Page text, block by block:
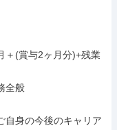
＋(賞与2ヶ月分)+残業
全般
自身の今後のキャリア